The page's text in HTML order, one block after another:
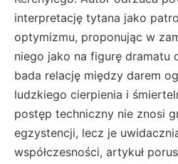
interpretację tytana jako
optymizmu, proponując w
niego jako na figurę dramatu
bada relację między darem
ludzkiego cierpienia i
postęp techniczny nie znosi
egzystencji, lecz je
współczesności, artykuł